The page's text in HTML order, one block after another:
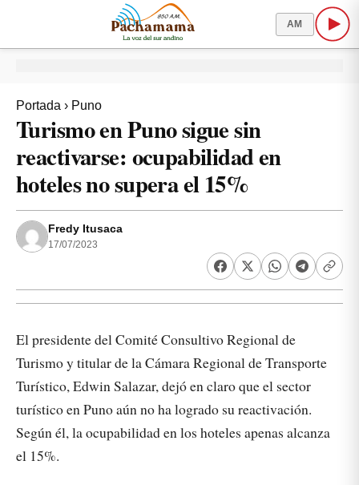
AM
Portada › Puno
Turismo en Puno sigue sin
reactivarse: ocupabilidad en
hoteles no supera el 15%
Fredy Itusaca
17/07/2023
El presidente del Comité Consultivo Regional de
Turismo y titular de la Cámara Regional de Transporte
Turístico, Edwin Salazar, dejó en claro que el sector
turístico en Puno aún no ha logrado su reactivación.
Según él, la ocupabilidad en los hoteles apenas alcanza
el 15%.